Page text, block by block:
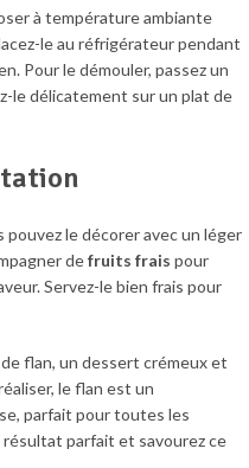
à température ambiante
le au réfrigérateur pendant
Pour le démouler, passez un
le délicatement sur un plat de
le décorer avec un léger
defruits frais pour
Servez-le bien frais pour